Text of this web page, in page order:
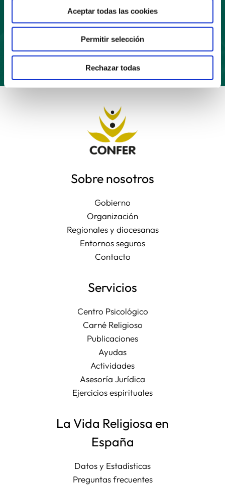
Aceptar todas las cookies
Permitir selección
Rechazar todas
Suscríbete
Sobre nosotros
Gobierno
Organización
Regionales y diocesanas
Entornos seguros
Contacto
Servicios
Centro Psicológico
Carné Religioso
Publicaciones
Ayudas
Actividades
Asesoría Jurídica
Ejercicios espirituales
La Vida Religiosa en
España
Datos y Estadísticas
Preguntas frecuentes